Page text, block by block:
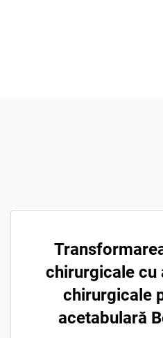
chirurgicale
chirurgicale
acetabulară